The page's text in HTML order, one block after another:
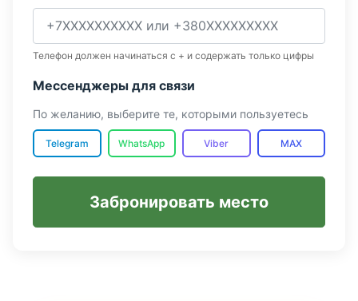
Телефон должен начинаться с + и содержать только цифры
Мессенджеры для связи
По желанию, выберите те, которыми пользуетесь
Telegram WhatsApp Viber MAX
Забронировать место